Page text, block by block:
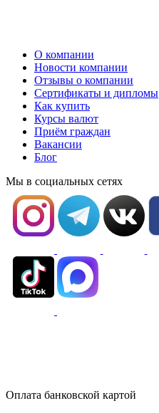
О компании
Новости компании
Отзывы о компании
Сертификаты и дипломы
Как купить
Курсы валют
Приём граждан
Вакансии
Блог
Мы в социальных сетях
Оплата банковской картой